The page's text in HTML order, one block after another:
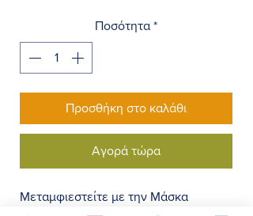
Ποσότητα *
Προσθήκη στο καλάθι
Αγορά τώρα
Μεταμφιεστείτε με την Μάσκα